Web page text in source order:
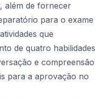
além de fornecer
para o exame
que
de quatro habilidades
e compreensão
para a aprovação no